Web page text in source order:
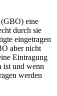
eine
durch sie
eingetragen
aber nicht
Eintragung
ist und wenn
werden